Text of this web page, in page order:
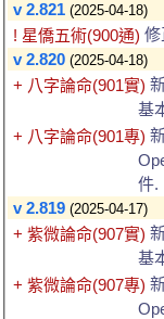
v 2.821 (2025-04-18)
! 星僑五術(900通) 修
v 2.820 (2025-04-18)
+ 八字論命(901實)
基
+ 八字論命(901專)
件.
v 2.819 (2025-04-17)
+ 紫微論命(907實)
基
+ 紫微論命(907專)